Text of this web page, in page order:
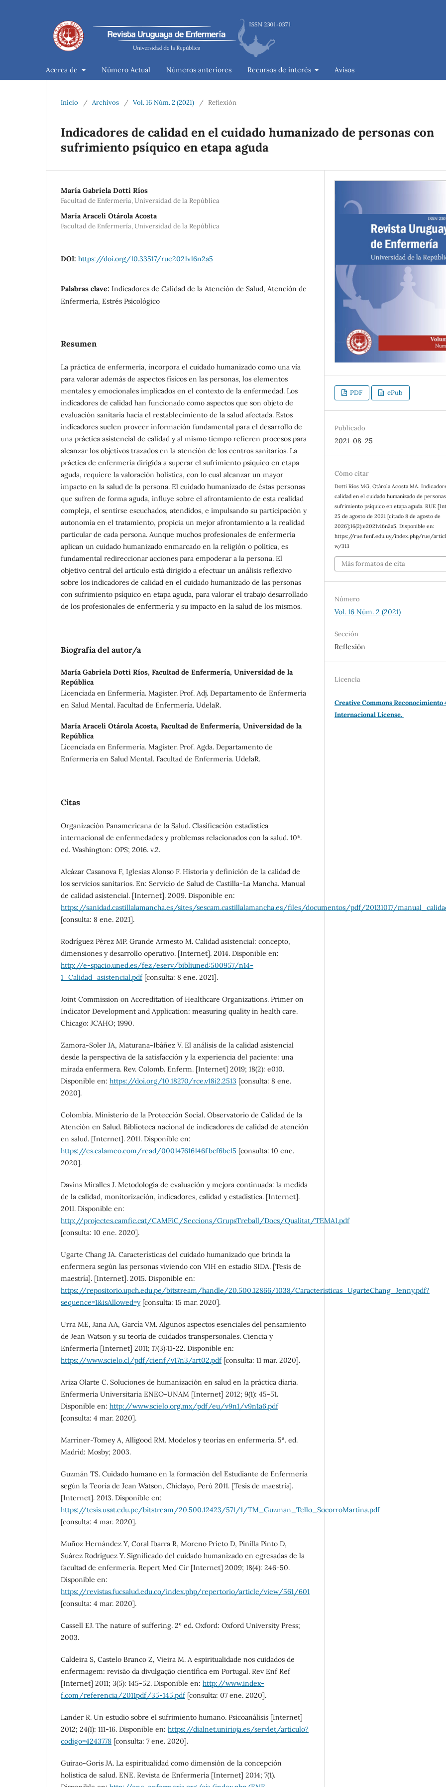
Acerca de Número Actual Números anteriores Recursos de interés Avisos
Inicio / Archivos / Vol. 16 Núm. 2 (2021) / Reflexión
Indicadores de calidad en el cuidado humanizado de personas con
sufrimiento psíquico en etapa aguda
María Gabriela Dotti Ríos
Facultad de Enfermería, Universidad de la República
María Araceli Otárola Acosta
Facultad de Enfermería, Universidad de la República
DOI: https://doi.org/10.33517/rue2021v16n2a5
Palabras clave: Indicadores de Calidad de la Atención de Salud, Atención de
Enfermería, Estrés Psicológico
Resumen
La práctica de enfermería, incorpora el cuidado humanizado como una vía
para valorar además de aspectos físicos en las personas, los elementos
mentales y emocionales implicados en el contexto de la enfermedad. Los
indicadores de calidad han funcionado como aspectos que son objeto de
evaluación sanitaria hacia el restablecimiento de la salud afectada. Estos
indicadores suelen proveer información fundamental para el desarrollo de
una práctica asistencial de calidad y al mismo tiempo refieren procesos para
alcanzar los objetivos trazados en la atención de los centros sanitarios. La
práctica de enfermería dirigida a superar el sufrimiento psíquico en etapa
aguda, requiere la valoración holística, con lo cual alcanzar un mayor
impacto en la salud de la persona. El cuidado humanizado de éstas personas
que sufren de forma aguda, influye sobre el afrontamiento de esta realidad
compleja, el sentirse escuchados, atendidos, e impulsando su participación y
autonomía en el tratamiento, propicia un mejor afrontamiento a la realidad
particular de cada persona. Aunque muchos profesionales de enfermería
aplican un cuidado humanizado enmarcado en la religión o política, es
fundamental redireccionar acciones para empoderar a la persona. El
objetivo central del artículo está dirigido a efectuar un análisis reflexivo
sobre los indicadores de calidad en el cuidado humanizado de las personas
con sufrimiento psíquico en etapa aguda, para valorar el trabajo desarrollado
de los profesionales de enfermería y su impacto en la salud de los mismos.
Biografía del autor/a
María Gabriela Dotti Ríos, Facultad de Enfermería, Universidad de la
República
Licenciada en Enfermería. Magister. Prof. Adj. Departamento de Enfermería
en Salud Mental. Facultad de Enfermería. UdelaR.
María Araceli Otárola Acosta, Facultad de Enfermería, Universidad de la
República
Licenciada en Enfermería. Magister. Prof. Agda. Departamento de
Enfermería en Salud Mental. Facultad de Enfermería. UdelaR.
Citas
Organización Panamericana de la Salud. Clasificación estadística
internacional de enfermedades y problemas relacionados con la salud. 10ª.
ed. Washington: OPS; 2016. v.2.
Alcázar Casanova F, Iglesias Alonso F. Historia y definición de la calidad de
los servicios sanitarios. En: Servicio de Salud de Castilla-La Mancha. Manual
de calidad asistencial. [Internet]. 2009. Disponible en:
https://sanidad.castillalamancha.es/sites/sescam.castillalamancha.es/files/documentos/pdf/20131017/
[consulta: 8 ene. 2021].
Rodríguez Pérez MP. Grande Armesto M. Calidad asistencial: concepto,
dimensiones y desarrollo operativo. [Internet]. 2014. Disponible en:
http://e-spacio.uned.es/fez/eserv/bibliuned:500957/n14-
1_Calidad_asistencial.pdf[consulta: 8 ene. 2021].
Joint Commission on Accreditation of Healthcare Organizations. Primer on
Indicator Development and Application: measuring quality in health care.
Chicago: JCAHO; 1990.
Zamora-Soler JA, Maturana-Ibáñez V. El análisis de la calidad asistencial
desde la perspectiva de la satisfacción y la experiencia del paciente: una
mirada enfermera. Rev. Colomb. Enferm. [Internet] 2019; 18(2): e010.
Disponible en: https://doi.org/10.18270/rce.v18i2.2513 [consulta: 8 ene.
2020].
Colombia. Ministerio de la Protección Social. Observatorio de Calidad de la
Atención en Salud. Biblioteca nacional de indicadores de calidad de atención
en salud. [Internet]. 2011. Disponible en:
https://es.calameo.com/read/000147616146fbcf6bc15 [consulta: 10 ene.
2020].
Davins Miralles J. Metodología de evaluación y mejora continuada: la medida
de la calidad, monitorización, indicadores, calidad y estadística. [Internet].
2011. Disponible en:
http://projectes.camfic.cat/CAMFiC/Seccions/GrupsTreball/Docs/Qualitat/TEMA1.pdf
[consulta: 10 ene. 2020].
Ugarte Chang JA. Características del cuidado humanizado que brinda la
enfermera según las personas viviendo con VIH en estadio SIDA. [Tesis de
maestría]. [Internet]. 2015. Disponible en:
https://repositorio.upch.edu.pe/bitstream/handle/20.500.12866/1038/Caracteristicas_UgarteChang_Jenny.pdf?
sequence=1&isAllowed=y[consulta: 15 mar. 2020].
Urra ME, Jana AA, García VM. Algunos aspectos esenciales del pensamiento
de Jean Watson y su teoría de cuidados transpersonales. Ciencia y
Enfermería [Internet] 2011; 17(3):11-22. Disponible en:
https://www.scielo.cl/pdf/cienf/v17n3/art02.pdf[consulta: 11 mar. 2020].
Ariza Olarte C. Soluciones de humanización en salud en la práctica diaria.
Enfermería Universitaria ENEO-UNAM [Internet] 2012; 9(1): 45-51.
Disponible en: http://www.scielo.org.mx/pdf/eu/v9n1/v9n1a6.pdf
[consulta: 4 mar. 2020].
Marriner-Tomey A, Alligood RM. Modelos y teorías en enfermería. 5ª. ed.
Madrid: Mosby; 2003.
Guzmán TS. Cuidado humano en la formación del Estudiante de Enfermería
según la Teoría de Jean Watson, Chiclayo, Perú 2011. [Tesis de maestría].
[Internet]. 2013. Disponible en:
https://tesis.usat.edu.pe/bitstream/20.500.12423/571/1/TM_Guzman_Tello_SocorroMartina.pdf
[consulta: 4 mar. 2020].
Muñoz Hernández Y, Coral Ibarra R, Moreno Prieto D, Pinilla Pinto D,
Suárez Rodríguez Y. Significado del cuidado humanizado en egresadas de la
facultad de enfermería. Repert Med Cir [Internet] 2009; 18(4): 246-50.
Disponible en:
https://revistas.fucsalud.edu.co/index.php/repertorio/article/view/561/601
[consulta: 4 mar. 2020].
Cassell EJ. The nature of suffering. 2º ed. Oxford: Oxford University Press;
2003.
Caldeira S, Castelo Branco Z, Vieira M. A espiritualidade nos cuidados de
enfermagem: revisão da divulgação científica em Portugal. Rev Enf Ref
[Internet] 2011; 3(5): 145-52. Disponible en: http://www.index-
f.com/referencia/2011pdf/35-145.pdf[consulta: 07 ene. 2020].
Lander R. Un estudio sobre el sufrimiento humano. Psicoanálisis [Internet]
2012; 24(1): 111-16. Disponible en: https://dialnet.unirioja.es/servlet/articulo?
codigo=4243778 [consulta: 7 ene. 2020].
Guirao-Goris JA. La espiritualidad como dimensión de la concepción
holística de salud. ENE. Revista de Enfermería [Internet] 2014; 7(1).
PDF ePub
Publicado
2021-08-25
Cómo citar
Dotti Ríos MG, Otárola Acosta MA.
calidad en el cuidado humanizado de
sufrimiento psíquico en etapa aguda. RUE
25 de agosto de 2021 [citado 8 de agosto de
2026];16(2):e2021v16n2a5. Disponible en:
https://rue.fenf.edu.uy/index.php/rue/
w/313
Más formatos de cita
Número
Vol. 16 Núm. 2 (2021)
Sección
Reflexión
Licencia
Creative Commons Reconocimiento
Internacional License.